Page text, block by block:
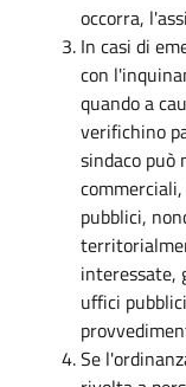
occorra,
In casi di
con
quando a
verifichino
sindaco può
pubblici,
interessate,
uffici
Se